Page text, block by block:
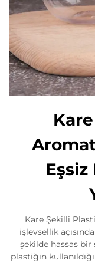
Kare Şekilli
işlevsellik
şekilde hassas bir
plastiğin